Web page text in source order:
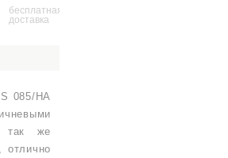
бесплатная
доставка
085/HA
так же
отлично